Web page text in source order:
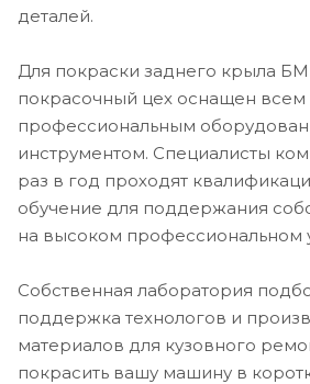
деталей.
Для покраски заднего крыла
покрасочный цех оснащен
профессиональным
инструментом. Специалисты
раз в год проходят
обучение для поддержания
на высоком профессиональном
Собственная лаборатория
поддержка технологов и
материалов для кузовного
покрасить вашу машину в